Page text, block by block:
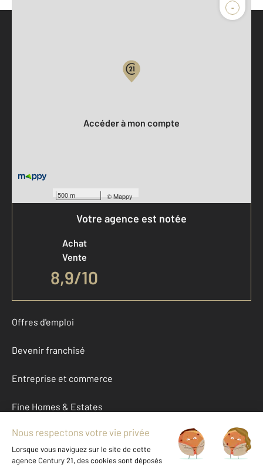
-
500 m ©Mappy
Accéder à mon compte
Votre agence est notée
Achat
Vente
8,9/10
Offres d'emploi
Devenir franchisé
Entreprise et commerce
Fine Homes & Estates
À propos